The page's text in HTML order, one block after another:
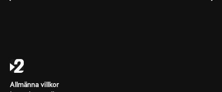
Allmänna villkor